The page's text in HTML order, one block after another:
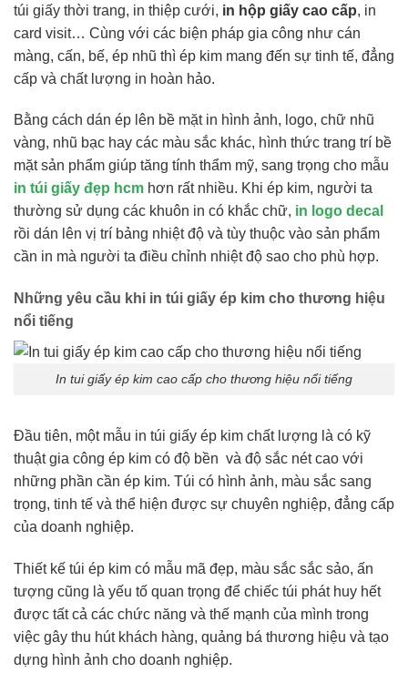
túi giấy thời trang, in thiệp cưới, in hộp giấy cao cấp, in
card visit… Cùng với các biện pháp gia công như cán
màng, cấn, bế, ép nhũ thì ép kim mang đến sự tinh tế, đẳng
cấp và chất lượng in hoàn hảo.
Bằng cách dán ép lên bề mặt in hình ảnh, logo, chữ nhũ
vàng, nhũ bạc hay các màu sắc khác, hình thức trang trí bề
mặt sản phẩm giúp tăng tính thẩm mỹ, sang trọng cho mẫu
in túi giấy đẹp hcm hơn rất nhiều. Khi ép kim, người ta
thường sử dụng các khuôn in có khắc chữ, in logo decal
rồi dán lên vị trí bảng nhiệt độ và tùy thuộc vào sản phẩm
cần in mà người ta điều chỉnh nhiệt độ sao cho phù hợp.
Những yêu cầu khi in túi giấy ép kim cho thương hiệu
nổi tiếng
In tui giấy ép kim cao cấp cho thương hiệu nổi tiếng
Đầu tiên, một mẫu in túi giấy ép kim chất lượng là có kỹ
thuật gia công ép kim có độ bền và độ sắc nét cao với
những phần cần ép kim. Túi có hình ảnh, màu sắc sang
trọng, tinh tế và thể hiện được sự chuyên nghiệp, đẳng cấp
của doanh nghiệp.
Thiết kế túi ép kim có mẫu mã đẹp, màu sắc sắc sảo, ấn
tượng cũng là yếu tố quan trọng để chiếc túi phát huy hết
được tất cả các chức năng và thế mạnh của mình trong
việc gây thu hút khách hàng, quảng bá thương hiệu và tạo
dựng hình ảnh cho doanh nghiệp.